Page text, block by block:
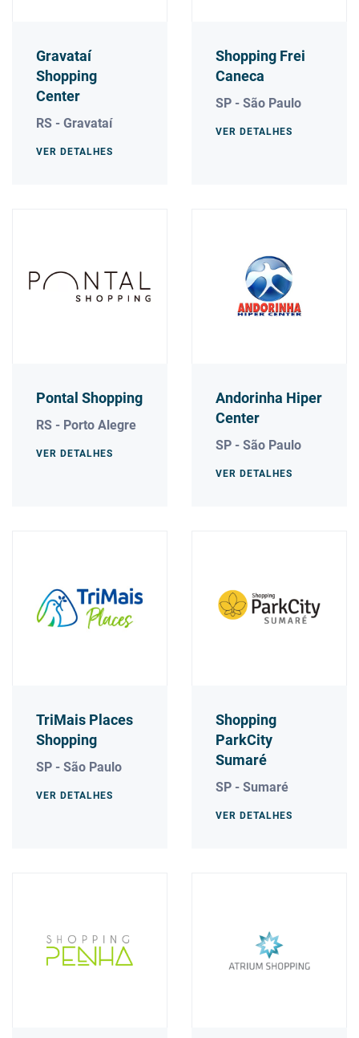
Gravataí
Shopping
Center
RS - Gravataí
VER DETALHES
Shopping Frei
Caneca
SP - São Paulo
VER DETALHES
Pontal Shopping
RS - Porto Alegre
VER DETALHES
Andorinha Hiper
Center
SP - São Paulo
VER DETALHES
TriMais Places
Shopping
SP - São Paulo
VER DETALHES
Shopping
ParkCity
Sumaré
SP - Sumaré
VER DETALHES